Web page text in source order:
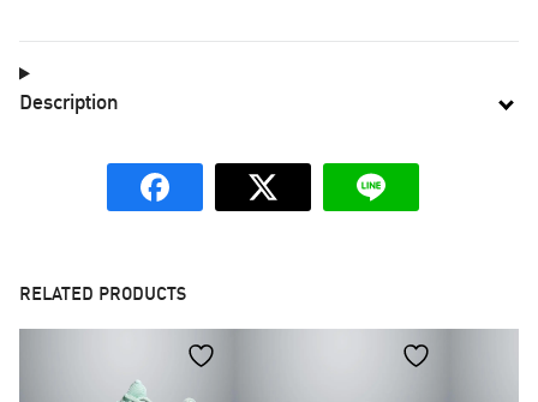
Description
RELATED PRODUCTS